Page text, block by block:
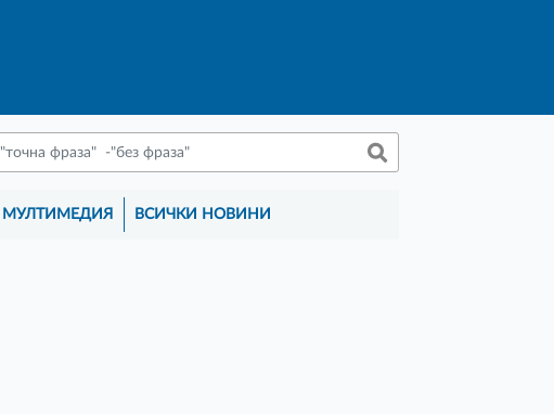
МУЛТИМЕДИЯ ВСИЧКИ НОВИНИ